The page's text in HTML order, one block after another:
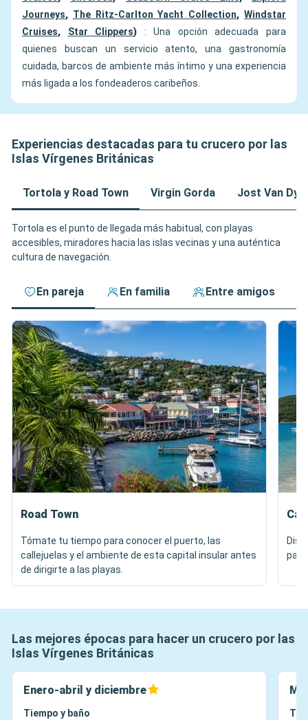
Journeys, The Ritz-Carlton Yacht Collection,Windstar
Cruises, Star Clippers) : Una opción adecuada para
quienes buscan un servicio atento, una gastronomía
cuidada, barcos de ambiente más íntimo y una experiencia
más ligada a los fondeaderos caribeños.
Experiencias destacadas para tu crucero por las
Islas Vírgenes Británicas
Tortola y Road Town Virgin Gorda Jost Van
Tortola es el punto de llegada más habitual, con playas
accesibles, miradores hacia las islas vecinas y una auténtica
cultura de navegación.
En pareja En familia Entre amigos
Road Town
Tómate tu tiempo para conocer el puerto, las
callejuelas y el ambiente de esta capital insular antes
de dirigirte a las playas.
Las mejores épocas para hacer un crucero por las
Islas Vírgenes Británicas
Enero-abril y diciembre
Tiempo y baño